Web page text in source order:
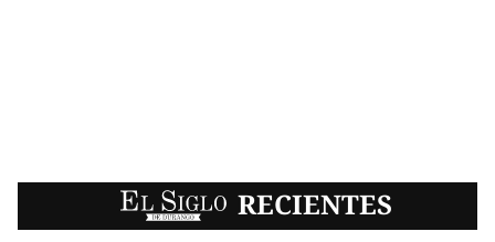
EL SIGLO RECIENTES